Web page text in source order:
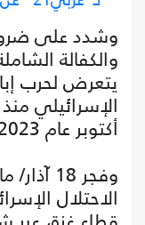
وشدد على
والكفالة
يتعرض لحرب
الإسرائيلي
أكتوبر عام 2023.
وفجر
الاحتلال